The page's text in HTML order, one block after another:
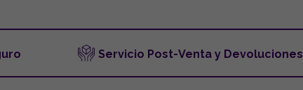
Servicio Post-Venta y Devoluciones